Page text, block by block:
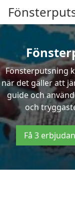
Fönsterputsning
när det gäller att
guide och
och
Få 3